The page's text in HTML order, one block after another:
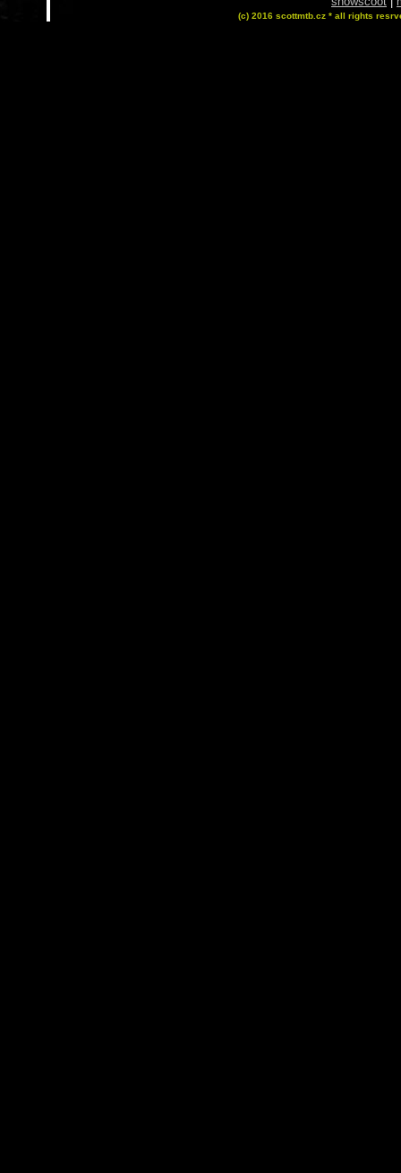
(c) 2016 scottmtb.cz * all rights